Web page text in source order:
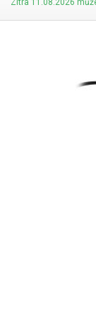
jako pneumatický
nástavce a čtyři
strojovým
.tg td{border-
family:Arial, sans-serif;font-
4px;word-
style:solid;border-
font-
break:normal;} .tg
weight:bold;text-
color:inherit;text-
align:top} .tg .tg-
spacing:0;} .tg
Zítra 11.08.2026